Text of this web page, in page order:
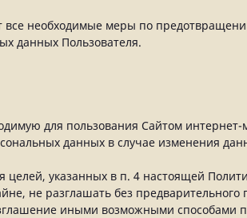
все необходимые меры по
данных Пользователя.
для пользования Сайтом интернет-
данных в случае изменения
указанных в п. 4 настоящей
не разглашать без предварительного
иными возможными способами